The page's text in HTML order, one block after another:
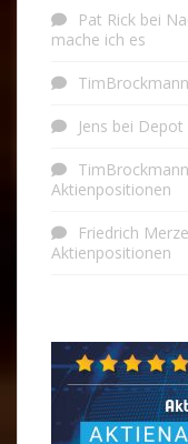
Pat Rick bei
mache ich es
TimBrockmann
Jens bei Depot
TimBrockmann
Aktienpositionen
Friedrich Merze
Aktienpositionen